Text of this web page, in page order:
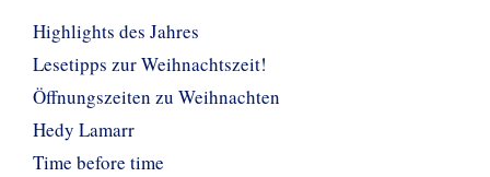
Highlights des Jahres
Lesetipps zur Weihnachtszeit!
Öffnungszeiten zu Weihnachten
Hedy Lamarr
Time before time